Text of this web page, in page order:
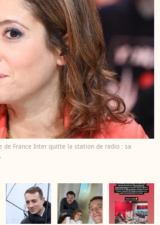
de France Inter quitte la station de radio : sa